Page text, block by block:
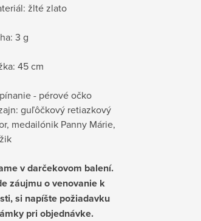
žlté zlato
3 g
45 cm
- pérové očko
guľôčkový retiazkový
medailónik Panny Márie,
v darčekovom balení.
záujmu o venovanie k
si napíšte požiadavku
pri objednávke.